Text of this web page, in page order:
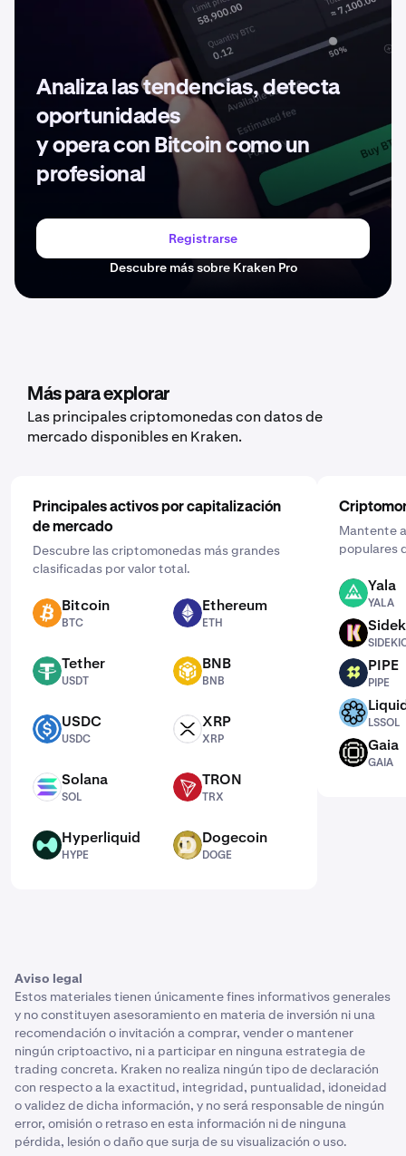
Analiza las tendencias, detecta
oportunidades
y opera con Bitcoin como un
profesional
Registrarse
Descubre más sobre Kraken Pro
Más para explorar
Las principales criptomonedas con datos de
mercado disponibles en Kraken.
Principales activos por capitalización
de mercado
Descubre las criptomonedas más grandes
clasificadas por valor total.
BTC Bitcoin
BTC
ETH Ethereum
ETH
USDT Tether
USDT
BNB BNB
BNB
USDC USDC
USDC
XRP XRP
XRP
SOL Solana
SOL
TRX TRON
TRX
HYPE Hyperliquid
HYPE
DOGE Dogecoin
DOGE
Mantente
populares
YALA Yala
YALA
SIDEKICK
PIPE PIPE
PIPE
LSSOL
LSSOL
Gaia
GAIA
Aviso legal
Estos materiales tienen únicamente fines informativos generales
y no constituyen asesoramiento en materia de inversión ni una
recomendación o invitación a comprar, vender o mantener
ningún criptoactivo, ni a participar en ninguna estrategia de
trading concreta. Kraken no realiza ningún tipo de declaración
con respecto a la exactitud, integridad, puntualidad, idoneidad
o validez de dicha información, y no será responsable de ningún
error, omisión o retraso en esta información ni de ninguna
pérdida, lesión o daño que surja de su visualización o uso.